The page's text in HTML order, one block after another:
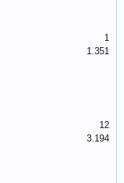
1
1.351
12
3.194